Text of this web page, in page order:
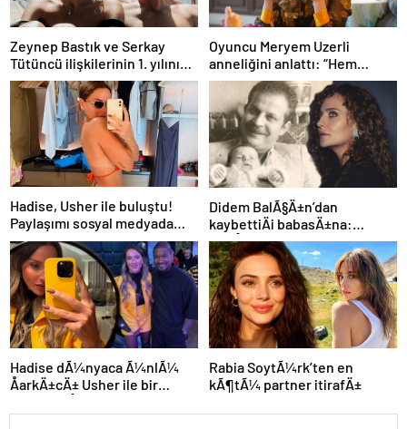
Zeynep Bastık ve Serkay
Tütüncü ilişkilerinin 1. yılını
kutladı
Oyuncu Meryem Uzerli
anneliğini anlattı: “Hem
disiplinli hem rahatım”
Hadise, Usher ile buluştu!
Paylaşımı sosyal medyada
gündem oldu
Didem BalÃ§Ä±n’dan
kaybettiÄi babasÄ±na:
GidiÅler hep Ã§ok erken
Hadise dÃ¼nyaca Ã¼nlÃ¼
ÅarkÄ±cÄ± Usher ile bir
Rabia SoytÃ¼rk’ten en
kÃ¶tÃ¼ partner itirafÄ±